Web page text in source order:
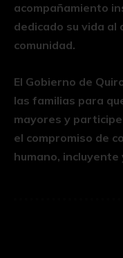
acompañamiento
dedicado su vida
comunidad.
El Gobierno de
las familias para
mayores y
el compromiso de
humano,